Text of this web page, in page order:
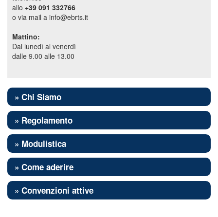
allo +39 091 332766
o via mail a info@ebrts.it
Mattino:
Dal lunedì al venerdì
dalle 9.00 alle 13.00
» Chi Siamo
» Regolamento
» Modulistica
» Come aderire
» Convenzioni attive